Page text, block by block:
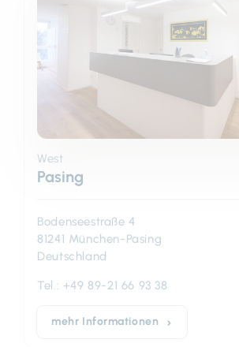
West
Pasing
Bodenseestraße 4
81241 München-Pasing
Deutschland
Tel.: +49 89-21 66 93 38
mehr Informationen